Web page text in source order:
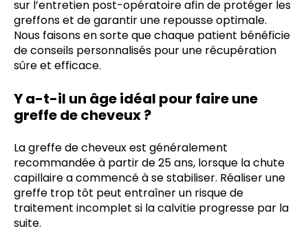
sur l’entretien post-opératoire afin de protéger les
greffons et de garantir une repousse optimale.
Nous faisons en sorte que chaque patient bénéficie
de conseils personnalisés pour une récupération
sûre et efficace.
Y a-t-il un âge idéal pour faire une
greffe de cheveux ?
La greffe de cheveux est généralement
recommandée à partir de 25 ans, lorsque la chute
capillaire a commencé à se stabiliser. Réaliser une
greffe trop tôt peut entraîner un risque de
traitement incomplet si la calvitie progresse par la
suite.